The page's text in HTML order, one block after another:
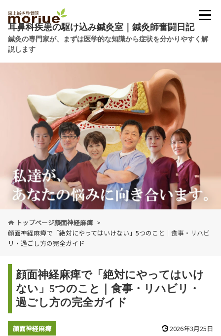
耳鼻科疾患の駆け込み鍼灸室｜鍼灸師奮闘日記
鍼灸の専門家が、まずは医学的な知識から症状を分かりやすく解
説します
トップページ顔面神経麻痺
顔面神経麻痺で「絶対にやってはいけない」5つのこと｜食事・リハビ
リ・過ごし方の完全ガイド
顔面神経麻痺で「絶対にやってはいけ
ない」5つのこと｜食事・リハビリ・
過ごし方の完全ガイド
顔面神経麻痺 2026年3月25日